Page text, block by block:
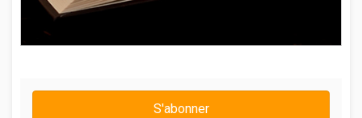
S'abonner